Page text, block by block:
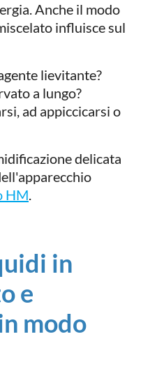
Anche il modo
influisce sul
lievitante?
a lungo?
ad appiccicarsi o
delicata
HM.
in
e
modo